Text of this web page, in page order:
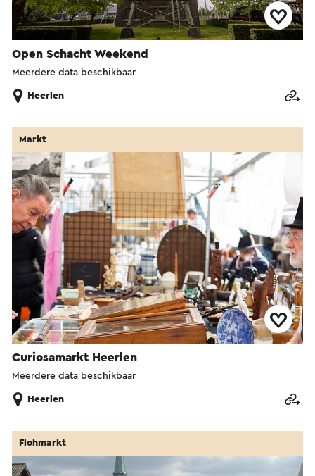
Open Schacht Weekend
Meerdere data beschikbaar
Heerlen
Curiosamarkt Heerlen
Markt
Meerdere data beschikbaar
Heerlen
Flohmarkt